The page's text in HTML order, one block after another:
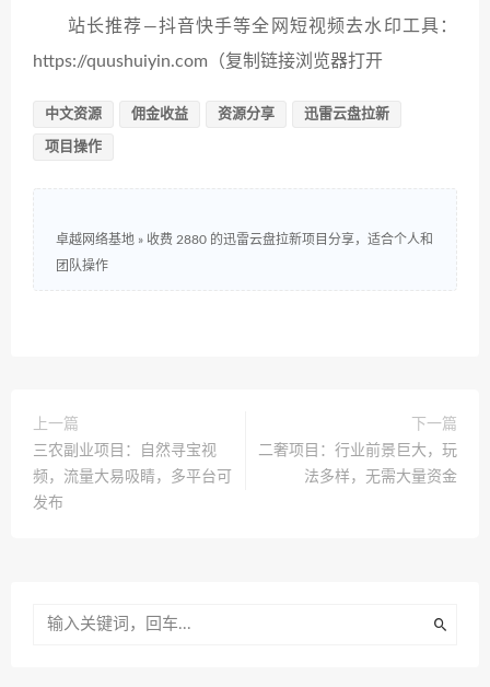
站长推荐—抖音快手等全网短视频去水印工具：
https://quushuiyin.com（复制链接浏览器打开
中文资源 佣金收益 资源分享 迅雷云盘拉新
项目操作
卓越网络基地 » 收费 2880 的迅雷云盘拉新项目分享，适合个人和
团队操作
上一篇
三农副业项目：自然寻宝视
频，流量大易吸睛，多平台可
发布
下一篇
二奢项目：行业前景巨大，玩
法多样，无需大量资金